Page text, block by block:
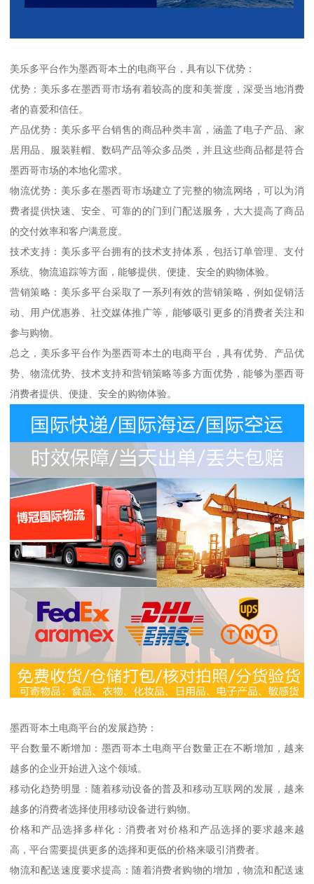
美乐多平台作为墨西哥本土的电商平台，具有以下优势：
优势：美乐多在墨西哥市场有着较高的度和美誉度，深受当地消费
者的喜爱和信任。
产品优势：美乐多平台销售的商品种类丰富，涵盖了电子产品、家
居用品、服装鞋帽、数码产品等众多品类，并且这些商品都是符合
墨西哥市场的本地化需求。
物流优势：美乐多在墨西哥市场建立了完整的物流网络，可以为消
费者提供快速、安全、可靠的的门到门配送服务，大大提高了商品
的交付效率和客户满意度。
技术支持：美乐多平台拥有的技术支持体系，包括订单管理、支付
系统、物流追踪等方面，能够提供、便捷、安全的购物体验。
营销策略：美乐多平台采取了一系列有效的营销策略，例如促销活
动、用户优惠券、社交媒体推广等，能够吸引更多的消费者关注和
参与购物。
总之，美乐多平台作为墨西哥本土的电商平台，具有优势、产品优
势、物流优势、技术支持和营销策略等多方面优势，能够为墨西哥
消费者提供、便捷、安全的购物体验。
墨西哥本土电商平台的发展趋势：
平台数量不断增加：墨西哥本土电商平台数量正在不断增加，越来
越多的企业开始进入这个领域。
移动化趋势明显：随着移动设备的普及和移动互联网的发展，越来
越多的消费者选择使用移动设备进行购物。
价格和产品选择多样化：消费者对价格和产品选择的要求越来越
高，平台需要提供更多的选择和更低的价格来吸引消费者。
物流和配送速度要求提高：随着消费者购物的增加，物流和配送速